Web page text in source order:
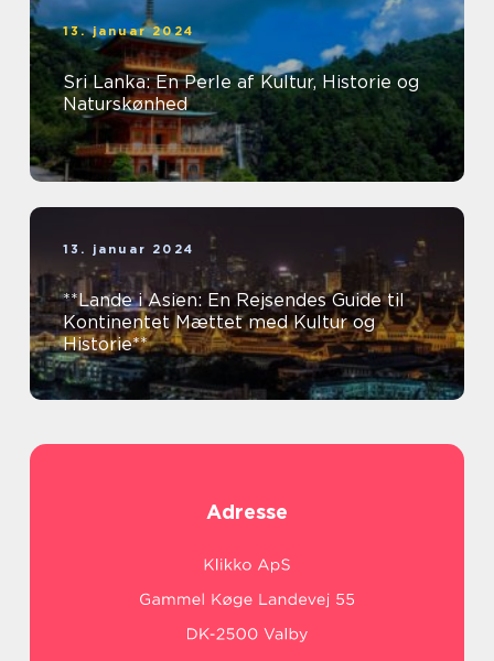
13. januar 2024
Sri Lanka: En Perle af Kultur, Historie og
Naturskønhed
13. januar 2024
**Lande i Asien: En Rejsendes Guide til
Kontinentet Mættet med Kultur og
Historie**
Adresse